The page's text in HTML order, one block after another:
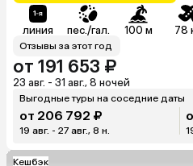
линия пес./гал. 100 м 78
Отзывы за этот год
от 191 653 ₽
23 авг. - 31 авг., 8 ночей
Выгодные туры на соседние даты
от 206 792 ₽
19 авг. - 27 авг., 8 н.
Кешбэк